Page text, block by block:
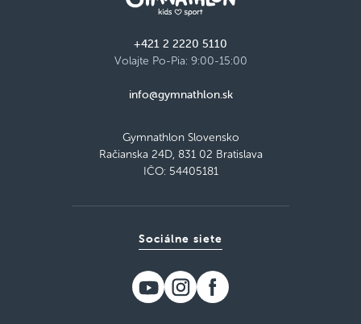
+421 2 2220 5110
Volajte Po-Pia: 9:00-15:00
info@gymnathlon.sk
Gymnathlon Slovensko
Račianska 24D, 831 02 Bratislava
IČO: 54405181
Sociálne siete